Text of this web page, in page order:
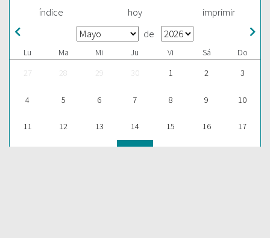
índice hoy imprimir
de
Lu Ma Mi Ju Vi Sá
Do
27
28 29 30 1 2 3
4 5 6 7 8 9 10
11 12 13 14 15 16 17